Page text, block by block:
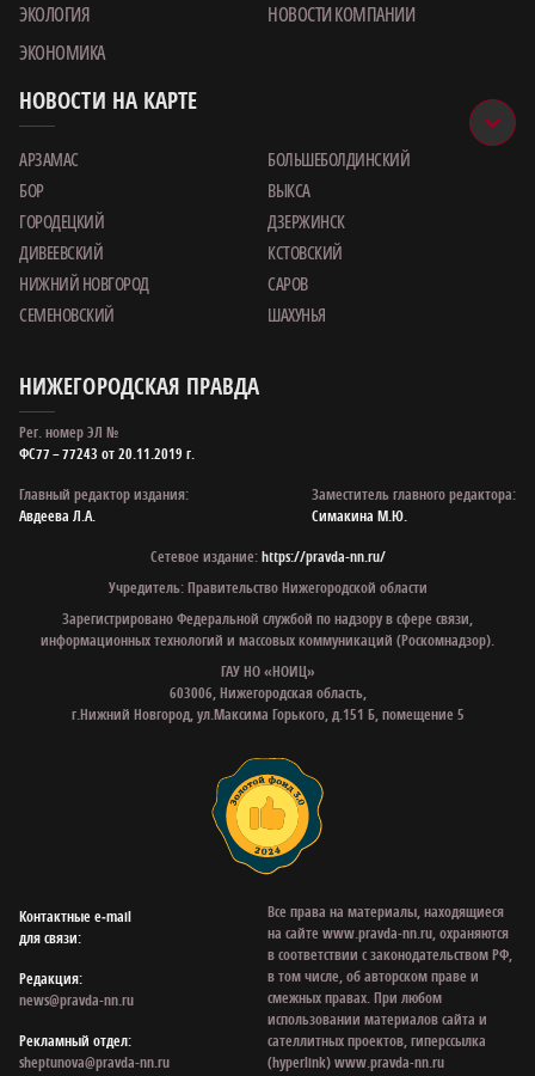
ЭКОЛОГИЯ
НОВОСТИ КОМПАНИИ
ЭКОНОМИКА
НОВОСТИ НА КАРТЕ
АРЗАМАС
БОЛЬШЕБОЛДИНСКИЙ
БОР
ВЫКСА
ГОРОДЕЦКИЙ
ДЗЕРЖИНСК
ДИВЕЕВСКИЙ
КСТОВСКИЙ
НИЖНИЙ НОВГОРОД
САРОВ
СЕМЕНОВСКИЙ
ШАХУНЬЯ
НИЖЕГОРОДСКАЯ ПРАВДА
Рег. номер ЭЛ №
ФС77 – 77243 от 20.11.2019 г.
Главный редактор издания:
Авдеева Л.А.
Заместитель главного редактора:
Симакина М.Ю.
Сетевое издание:https://pravda-nn.ru/
Учредитель: Правительство Нижегородской области
Зарегистрировано Федеральной службой по надзору в сфере связи,
информационных технологий и массовых коммуникаций (Роскомнадзор).
ГАУ НО «НОИЦ»
603006, Нижегородская область,
г.Нижний Новгород, ул.Максима Горького, д.151 Б, помещение 5
Контактные e‑mail
для связи:
Редакция:
news@pravda-nn.ru
Рекламный отдел:
sheptunova@pravda-nn.ru
Все права на материалы, находящиеся
на сайте www.pravda-nn.ru, охраняются
в соответствии с законодательством РФ,
в том числе, об авторском праве и
смежных правах. При любом
использовании материалов сайта и
сателлитных проектов, гиперссылка
(hyperlink) www.pravda-nn.ru